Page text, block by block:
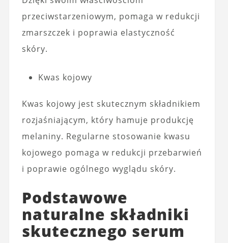
przeciwstarzeniowym, pomaga w redukcji
zmarszczek i poprawia elastyczność
skóry.
Kwas kojowy
Kwas kojowy jest skutecznym składnikiem
rozjaśniającym, który hamuje produkcję
melaniny. Regularne stosowanie kwasu
kojowego pomaga w redukcji przebarwień
i poprawie ogólnego wyglądu skóry.
Podstawowe
naturalne składniki
skutecznego serum